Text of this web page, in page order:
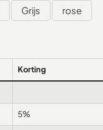
Grijs rose
Korting
5%